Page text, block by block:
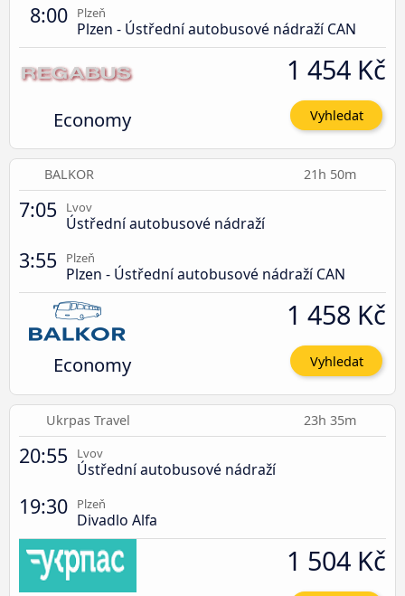
8:00 Plzeň
Plzen - Ústřední autobusové nádraží CAN
Economy
1 454 Kč
Vyhledat
BALKOR 21h 50m
7:05 Lvov
Ústřední autobusové nádraží
3:55 Plzeň
Plzen - Ústřední autobusové nádraží CAN
Economy
1 458 Kč
Vyhledat
Ukrpas Travel 23h 35m
20:55 Lvov
Ústřední autobusové nádraží
19:30 Plzeň
Divadlo Alfa
1 504 Kč